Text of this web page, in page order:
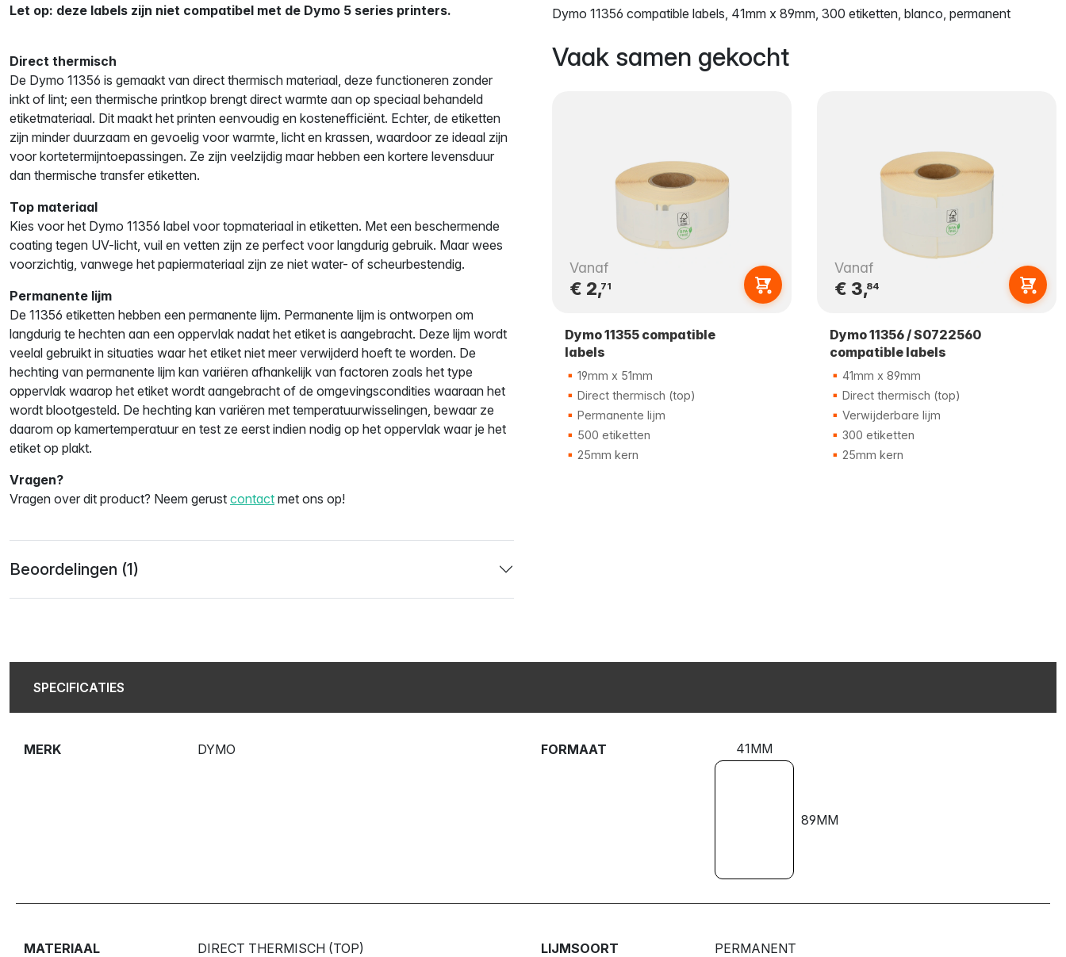
Dymo 11356 compatible labels, 41mm x 89mm, 300 etiketten, blanco, permanent
Vaak samen gekocht
Vanaf
€ 2,71
Dymo 11355 compatible
labels
19mm x 51mm
Direct thermisch (top)
Permanente lijm
500 etiketten
25mm kern
Vanaf
€ 3,84
Dymo 11356 / S0722560
compatible labels
41mm x 89mm
Direct thermisch (top)
Verwijderbare lijm
300 etiketten
25mm kern
Let op: deze labels zijn niet compatibel met de Dymo 5 series printers.
Direct thermisch
De Dymo 11356 is gemaakt van direct thermisch materiaal, deze functioneren zonder
inkt of lint; een thermische printkop brengt direct warmte aan op speciaal behandeld
etiketmateriaal. Dit maakt het printen eenvoudig en kostenefficiënt. Echter, de etiketten
zijn minder duurzaam en gevoelig voor warmte, licht en krassen, waardoor ze ideaal zijn
voor kortetermijntoepassingen. Ze zijn veelzijdig maar hebben een kortere levensduur
dan thermische transfer etiketten.
Top materiaal
Kies voor het Dymo 11356 label voor topmateriaal in etiketten. Met een beschermende
coating tegen UV-licht, vuil en vetten zijn ze perfect voor langdurig gebruik. Maar wees
voorzichtig, vanwege het papiermateriaal zijn ze niet water- of scheurbestendig.
Permanente lijm
De 11356 etiketten hebben een permanente lijm. Permanente lijm is ontworpen om
langdurig te hechten aan een oppervlak nadat het etiket is aangebracht. Deze lijm wordt
veelal gebruikt in situaties waar het etiket niet meer verwijderd hoeft te worden. De
hechting van permanente lijm kan variëren afhankelijk van factoren zoals het type
oppervlak waarop het etiket wordt aangebracht of de omgevingscondities waaraan het
wordt blootgesteld. De hechting kan variëren met temperatuurwisselingen, bewaar ze
daarom op kamertemperatuur en test ze eerst indien nodig op het oppervlak waar je het
etiket op plakt.
Vragen?
Vragen over dit product? Neem gerust contact met ons op!
Beoordelingen (1)
SPECIFICATIES
MERK DYMO FORMAAT 41MM
89MM
MATERIAAL DIRECT THERMISCH (TOP) LIJMSOORT PERMANENT